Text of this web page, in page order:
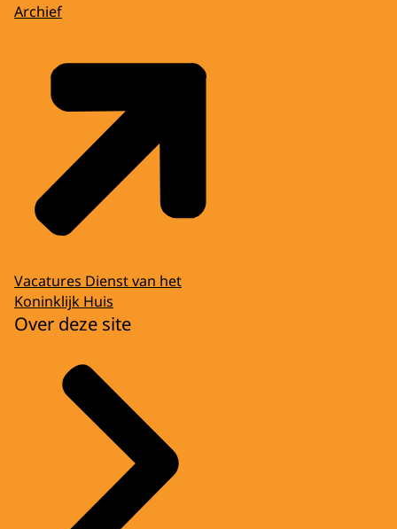
Archief
Vacatures Dienst van het
Koninklijk Huis
Over deze site